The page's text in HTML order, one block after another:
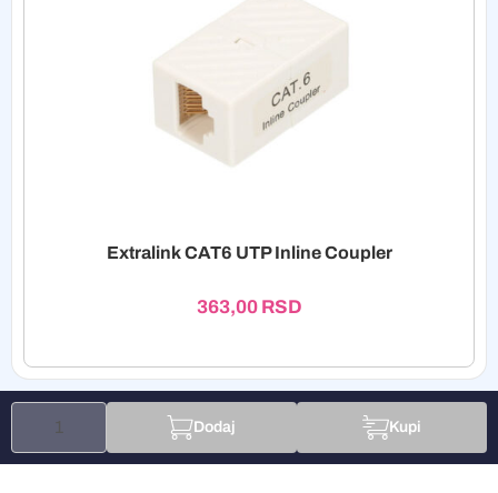
Extralink CAT6 UTP Inline Coupler
363,00 RSD
Dodaj Kupi